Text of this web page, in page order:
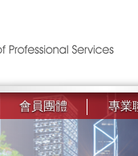
會員團體 專業